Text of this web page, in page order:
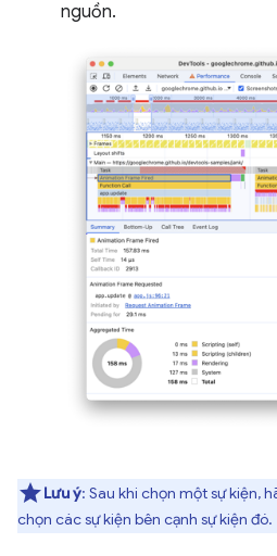
nguồn.
Lưu ý: Sau khi chọn một sự kiện,
chọn các sự kiện bên cạnh sự kiện đó.